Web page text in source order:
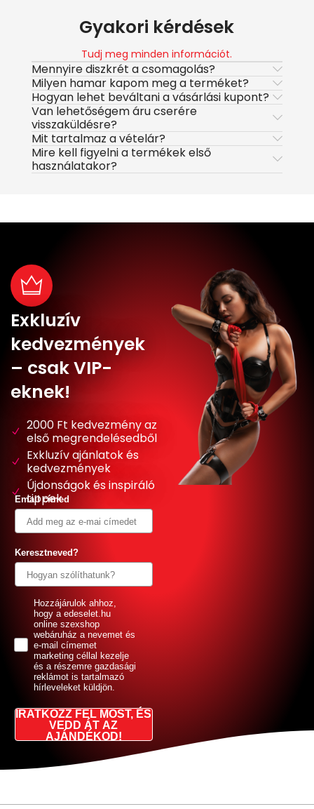
Gyakori kérdések
Tudj meg minden információt.
Mennyire diszkrét a csomagolás?
Milyen hamar kapom meg a terméket?
Hogyan lehet beváltani a vásárlási kupont?
Van lehetőségem áru cserére
visszaküldésre?
Mit tartalmaz a vételár?
Mire kell figyelni a termékek első
használatakor?
Exkluzív
kedvezmények
– csak VIP-
eknek!
2000 Ft kedvezmény az
első megrendelésedből
Exkluzív ajánlatok és
kedvezmények
Újdonságok és inspiráló
tippek
Email címed
Keresztneved?
GDPRHozzájárulok ahhoz,
hogy a edeselet.hu
online szexshop
webáruház a nevemet és
e-mail címemet
marketing céllal kezelje
és a részemre gazdasági
reklámot is tartalmazó
hírleveleket küldjön.
IRATKOZZ FEL MOST, ÉS
VEDD ÁT AZ
AJÁNDÉKOD!